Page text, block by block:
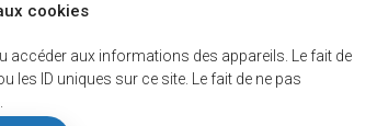
cookies
aux informations des appareils. Le fait de
ID uniques sur ce site. Le fait de ne pas